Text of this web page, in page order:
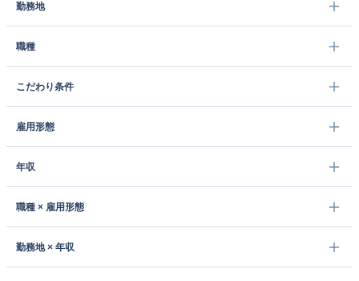
勤務地
職種
こだわり条件
雇用形態
年収
職種 × 雇用形態
勤務地 × 年収